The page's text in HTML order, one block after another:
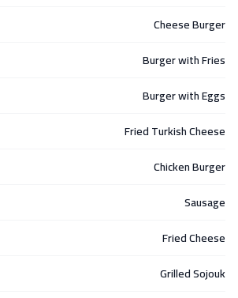
Cheese Burger
Burger with Fries
Burger with Eggs
Fried Turkish Cheese
Chicken Burger
Sausage
Fried Cheese
Grilled Sojouk